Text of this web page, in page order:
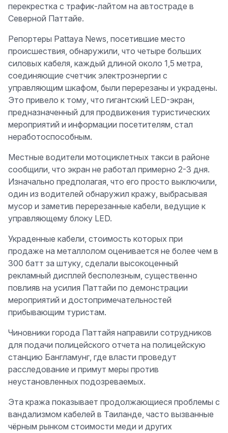
перекрестка с трафик-лайтом на автостраде в
Северной Паттайе.
Репортеры Pattaya News, посетившие место
происшествия, обнаружили, что четыре больших
силовых кабеля, каждый длиной около 1,5 метра,
соединяющие счетчик электроэнергии с
управляющим шкафом, были перерезаны и украдены.
Это привело к тому, что гигантский LED-экран,
предназначенный для продвижения туристических
мероприятий и информации посетителям, стал
неработоспособным.
Местные водители мотоциклетных такси в районе
сообщили, что экран не работал примерно 2-3 дня.
Изначально предполагая, что его просто выключили,
один из водителей обнаружил кражу, выбрасывая
мусор и заметив перерезанные кабели, ведущие к
управляющему блоку LED.
Украденные кабели, стоимость которых при
продаже на металлолом оценивается не более чем в
300 батт за штуку, сделали высокоценный
рекламный дисплей бесполезным, существенно
повлияв на усилия Паттайи по демонстрации
мероприятий и достопримечательностей
прибывающим туристам.
Чиновники города Паттайя направили сотрудников
для подачи полицейского отчета на полицейскую
станцию Бангламунг, где власти проведут
расследование и примут меры против
неустановленных подозреваемых.
Эта кража показывает продолжающиеся проблемы с
вандализмом кабелей в Таиланде, часто вызванные
чёрным рынком стоимости меди и других